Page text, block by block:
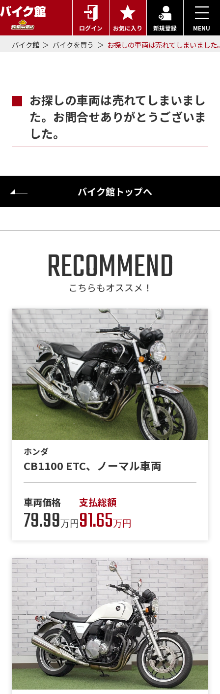
ログイン お気に入り 新規登録 MENU
バイク館 バイクを買う お探しの車両は売れてしまいまし
お探しの車両は売れてしまいまし
た。お問合せありがとうございま
した。
バイク館トップへ
RECOMMEND
こちらもオススメ！
ホンダ
CB1100 ETC、ノーマル車両
車両価格
79.99万円
支払総額
91.65万円